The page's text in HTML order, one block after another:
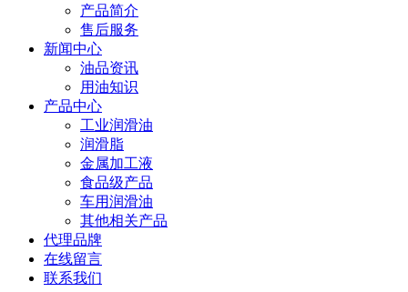
产品简介
售后服务
新闻中心
油品资讯
用油知识
产品中心
工业润滑油
润滑脂
金属加工液
食品级产品
车用润滑油
其他相关产品
代理品牌
在线留言
联系我们